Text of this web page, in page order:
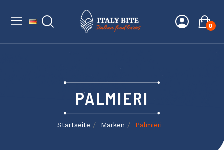
0
PALMIERI
Startseite Marken Palmieri